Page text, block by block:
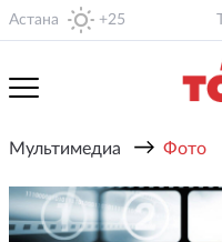
Астана +25
Мультимедиа → Фото